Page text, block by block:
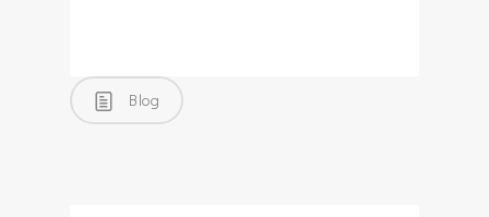
Blog